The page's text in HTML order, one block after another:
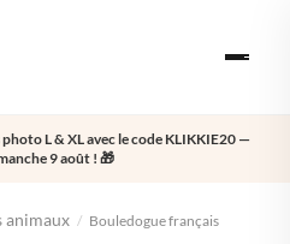
L & XL avec le code KLIKKIE20 —
9 août ! 🎁
animaux / Bouledogue français